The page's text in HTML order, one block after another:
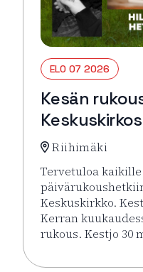
ELO 07 2026
Kesän
Riihimäki
Tervetuloa
Keskuskirkko.
Kerran
rukous. Kestjo 30
Lue lisää